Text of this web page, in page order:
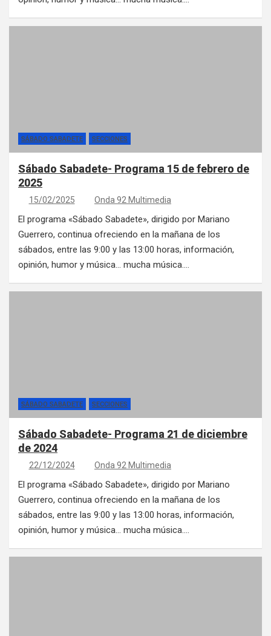
SÁBADO SABADETE SECCIONES
Sábado Sabadete- Programa 15 de febrero de
2025
15/02/2025 Onda 92 Multimedia
El programa «Sábado Sabadete», dirigido por Mariano
Guerrero, continua ofreciendo en la mañana de los
sábados, entre las 9:00 y las 13:00 horas, información,
opinión, humor y música… mucha música.…
SÁBADO SABADETE SECCIONES
Sábado Sabadete- Programa 21 de diciembre
de 2024
22/12/2024 Onda 92 Multimedia
El programa «Sábado Sabadete», dirigido por Mariano
Guerrero, continua ofreciendo en la mañana de los
sábados, entre las 9:00 y las 13:00 horas, información,
opinión, humor y música… mucha música.…